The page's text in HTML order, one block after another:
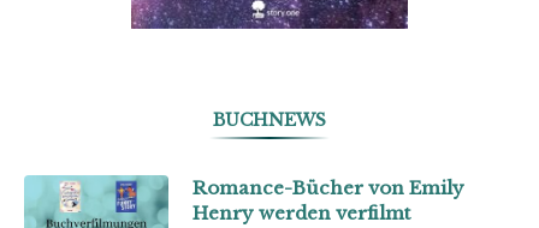
BUCHNEWS
Romance-Bücher von Emily
Henry werden verfilmt